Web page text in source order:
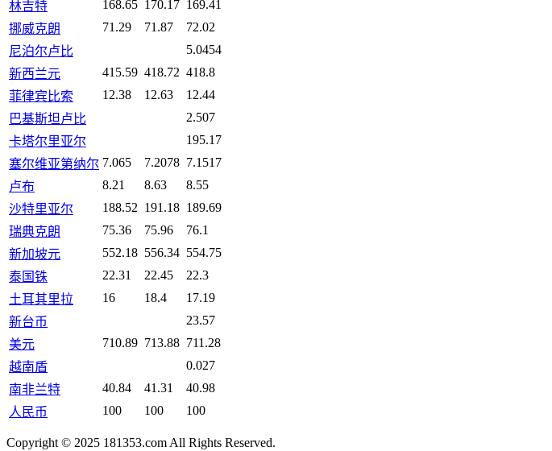
林吉特
168.65 170.17 169.41
挪威克朗
71.29 71.87
72.02
尼泊尔卢比
5.0454
新西兰元
415.59 418.72 418.8
菲律宾比索
12.38 12.63
12.44
巴基斯坦卢比
2.507
卡塔尔里亚尔
195.17
塞尔维亚第纳尔 7.065 7.2078 7.1517
卢布
8.21 8.63
8.55
沙特里亚尔
188.52 191.18 189.69
瑞典克朗
75.36 75.96
76.1
新加坡元
552.18 556.34 554.75
泰国铢
22.31 22.45
22.3
土耳其里拉
16 18.4
17.19
新台币
23.57
美元
710.89 713.88 711.28
越南盾
0.027
南非兰特
40.84 41.31
40.98
人民币
100 100 100
Copyright © 2025 181353.com All Rights Reserved.